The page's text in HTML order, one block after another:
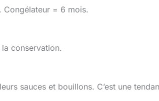
Congélateur = 6 mois.
conservation.
sauces et bouillons. C’est une